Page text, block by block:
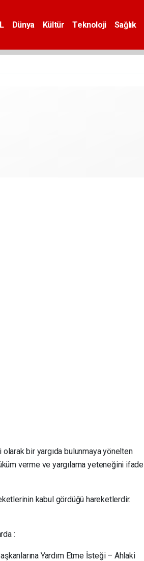
Dünya Kültür Teknoloji Sağlık
bir yargıda bulunmaya yönelten
verme ve yargılama yeteneğini ifade
kabul gördüğü hareketlerdir.
:
Yardım Etme İsteği – Ahlaki